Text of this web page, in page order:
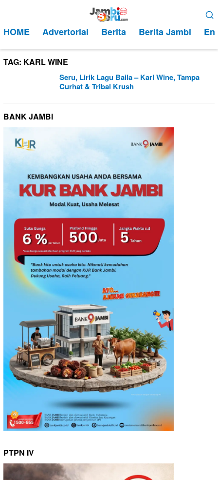
kontenMobile
HOME Advertorial Berita Berita Jambi
TAG: KARL WINE
Seru, Lirik Lagu Baila – Karl Wine, Tampa
Curhat & Tribal Krush
BANK JAMBI
PTPN IV